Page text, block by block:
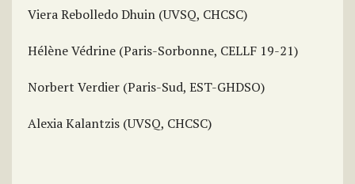
Viera Rebolledo Dhuin (UVSQ, CHCSC)
Hélène Védrine (Paris-Sorbonne, CELLF 19-21)
Norbert Verdier (Paris-Sud, EST-GHDSO)
Alexia Kalantzis (UVSQ, CHCSC)